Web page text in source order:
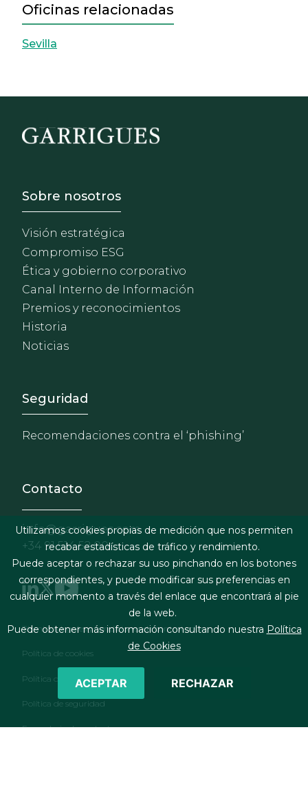
Oficinas relacionadas
Sevilla
Footer - Sobre Nosotros
Sobre nosotros
Visión estratégica
Compromiso ESG
Ética y gobierno corporativo
Canal Interno de Información
Premios y reconocimientos
Historia
Noticias
Footer - Extranet y
Seguridad
Recomendaciones contra el ‘phishing’
Contacto
info@garrigues.com
+34 91 514 52 00
Footer menu
Términos legales y condiciones de contratación
Política de cookies
Política de privacidad
Política de seguridad
Formulario de contacto
Utilizamos cookies propias de medición que nos permiten
recabar estadísticas de tráfico y rendimiento.
Puede aceptar o rechazar su uso pinchando en los botones
correspondientes, y puede modificar sus preferencias en
cualquier momento a través del enlace que encontrará al pie
de la web.
Puede obtener más información consultando nuestra Política
de Cookies
ACEPTAR RECHAZAR